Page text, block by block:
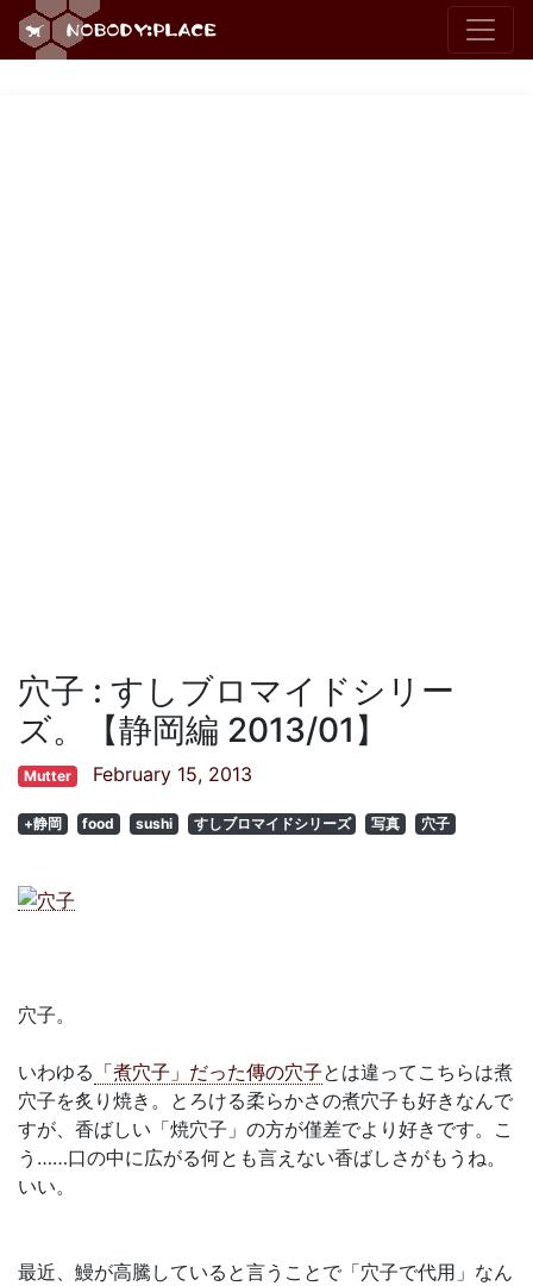
穴子 : すしブロマイドシリー
ズ。【静岡編 2013/01】
Mutter February 15, 2013
+静岡 food sushi すしブロマイドシリーズ 写真 穴子
穴子。
いわゆる 「煮穴子」だった傳の穴子とは違ってこちらは煮
穴子を炙り焼き。とろける柔らかさの煮穴子も好きなんで
すが、香ばしい「焼穴子」の方が僅差でより好きです。こ
う……口の中に広がる何とも言えない香ばしさがもうね。
いい。
最近、鰻が高騰していると言うことで「穴子で代用」なん